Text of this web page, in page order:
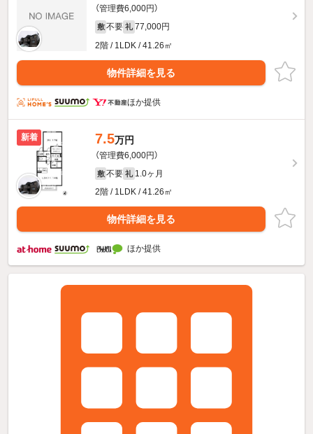
（管理費6,000円）
敷 不要 礼 77,000円
2階 / 1LDK / 41.26㎡
物件詳細を見る
ほか提供
新着 7.5万円
（管理費6,000円）
敷 不要 礼 1.0ヶ月
2階 / 1LDK / 41.26㎡
物件詳細を見る
ほか提供